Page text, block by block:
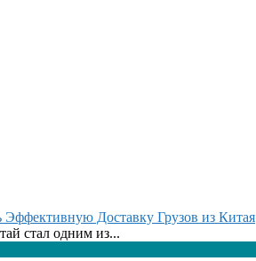
Доставку Грузов из Китая
стал одним из...